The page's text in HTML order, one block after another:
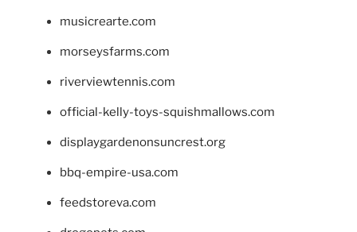
musicrearte.com
morseysfarms.com
riverviewtennis.com
official-kelly-toys-squishmallows.com
displaygardenonsuncrest.org
bbq-empire-usa.com
feedstoreva.com